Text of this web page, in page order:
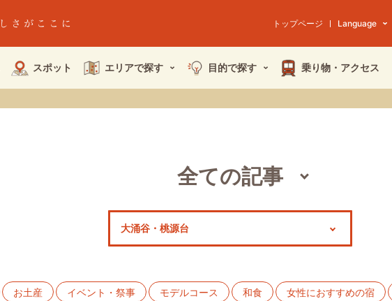
トップページ Language
スポット エリアで探す 目的で探す 乗り物・ アクセス
全ての記事
スポット
モデルコース
お土産 イベント・祭事 モデルコース 和食 女性におすすめの宿